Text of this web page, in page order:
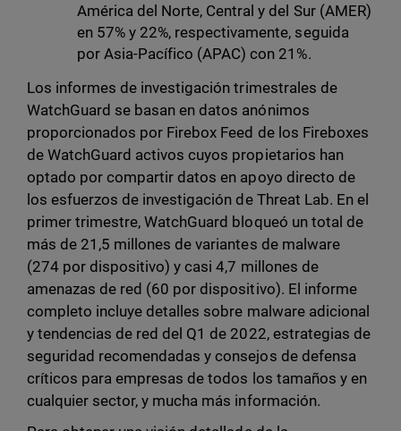
América del Norte, Central y del Sur (AMER)
en 57% y 22%, respectivamente, seguida
por Asia-Pacífico (APAC) con 21%.
Los informes de investigación trimestrales de
WatchGuard se basan en datos anónimos
proporcionados por Firebox Feed de los Fireboxes
de WatchGuard activos cuyos propietarios han
optado por compartir datos en apoyo directo de
los esfuerzos de investigación de Threat Lab. En el
primer trimestre, WatchGuard bloqueó un total de
más de 21,5 millones de variantes de malware
(274 por dispositivo) y casi 4,7 millones de
amenazas de red (60 por dispositivo). El informe
completo incluye detalles sobre malware adicional
y tendencias de red del Q1 de 2022, estrategias de
seguridad recomendadas y consejos de defensa
críticos para empresas de todos los tamaños y en
cualquier sector, y mucha más información.